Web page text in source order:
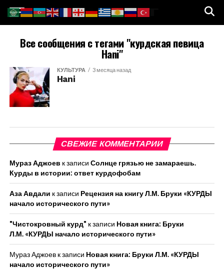
Все сообщения с тегами "курдская певица
Hani"
КУЛЬТУРА 3 месяца назад
Hani
СВЕЖИЕ КОММЕНТАРИИ
Мураз Аджоев к записи Солнце грязью не замараешь.
Курды в истории: ответ курдофобам
Аза Авдали к записи Рецензия на книгу Л.М. Бруки «КУРДЫ
начало исторического пути»
"Чистокровный курд" к записи Новая книга: Бруки
Л.М. «КУРДЫ начало исторического пути»
Мураз Аджоевк записи Новая книга: Бруки Л.М. «КУРДЫ
начало исторического пути»